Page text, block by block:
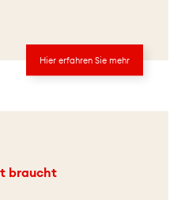
Hier erfahren Sie mehr
braucht